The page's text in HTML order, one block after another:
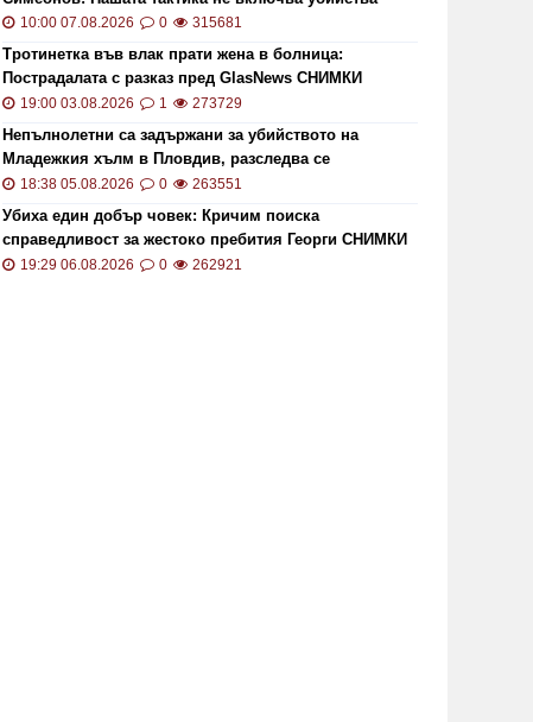
10:00 07.08.2026 0 315681
Тротинетка във влак прати жена в болница:
Пострадалата с разказ пред GlasNews СНИМКИ
19:00 03.08.2026 1 273729
Непълнолетни са задържани за убийството на
Младежкия хълм в Пловдив, разследва се
хомофобски мотив
18:38 05.08.2026 0 263551
Убиха един добър човек: Кричим поиска
справедливост за жестоко пребития Георги СНИМКИ
и ВИДЕО
19:29 06.08.2026 0 262921